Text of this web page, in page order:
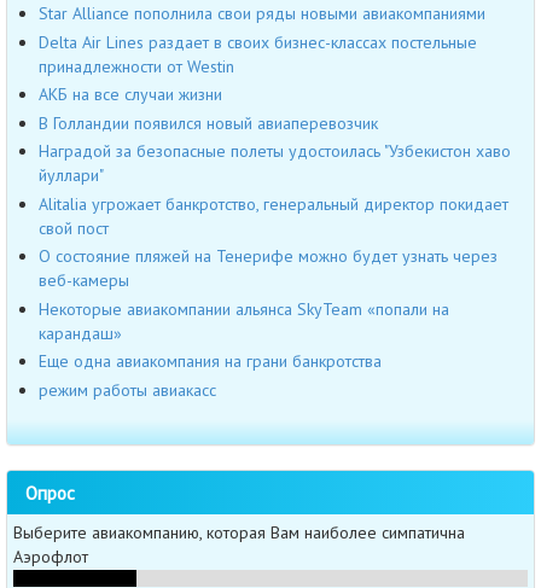
Star Alliance пополнила свои ряды новыми авиакомпаниями
Delta Air Lines раздает в своих бизнес-классах постельные
принадлежности от Westin
АКБ на все случаи жизни
В Голландии появился новый авиаперевозчик
Наградой за безопасные полеты удостоилась "Узбекистон хаво
йуллари"
Alitalia угрожает банкротство, генеральный директор покидает
свой пост
О состояние пляжей на Тенерифе можно будет узнать через
веб-камеры
Некоторые авиакомпании альянса SkyTeam «попали на
карандаш»
Еще одна авиакомпания на грани банкротства
режим работы авиакасс
Опрос
Выберите авиакомпанию, которая Вам наиболее симпатична
Аэрофлот